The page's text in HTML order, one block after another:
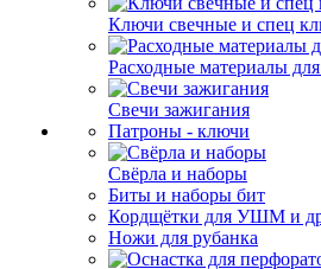
Ключи свечные и спец
Расходные материалы
Свечи зажигания
Патроны - ключи
Свёрла и наборы
Биты и наборы бит
Кордщётки для УШМ и
Ножи для рубанка